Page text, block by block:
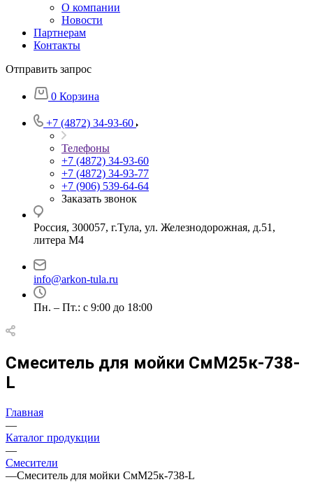
О компании
Новости
Партнерам
Контакты
Отправить запрос
0 Корзина
+7 (4872) 34-93-60
Телефоны
+7 (4872) 34-93-60
+7 (4872) 34-93-77
+7 (906) 539-64-64
Заказать звонок
Россия, 300057, г.Тула, ул. Железнодорожная, д.51,
литера М4
info@arkon-tula.ru
Пн. – Пт.: с 9:00 до 18:00
Смеситель для мойки СмМ25к-738-
L
Главная
—
Каталог продукции
—
Смесители
—Смеситель для мойки СмМ25к-738-L